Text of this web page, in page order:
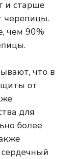
и старше
черепицы.
чем 90%
что в
от
для
более
сердечный